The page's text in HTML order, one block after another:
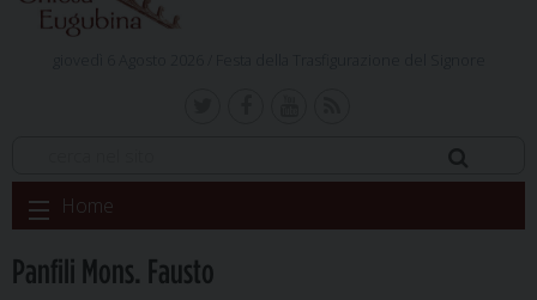
Skip
to
Home
Panfili Mons. Fausto